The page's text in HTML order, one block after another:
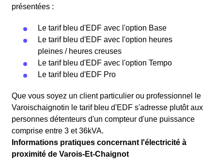
présentées :
Le tarif bleu d'EDF avec l'option Base
Le tarif bleu d'EDF avec l'option heures
pleines / heures creuses
Le tarif bleu d'EDF avec l'option Tempo
Le tarif bleu d'EDF Pro
Que vous soyez un client particulier ou professionnel le
Varoischaignotin le tarif bleu d'EDF s'adresse plutôt aux
personnes détenteurs d'un compteur d'une puissance
comprise entre 3 et 36kVA.
Informations pratiques concernant l'électricité à
proximité de Varois-Et-Chaignot